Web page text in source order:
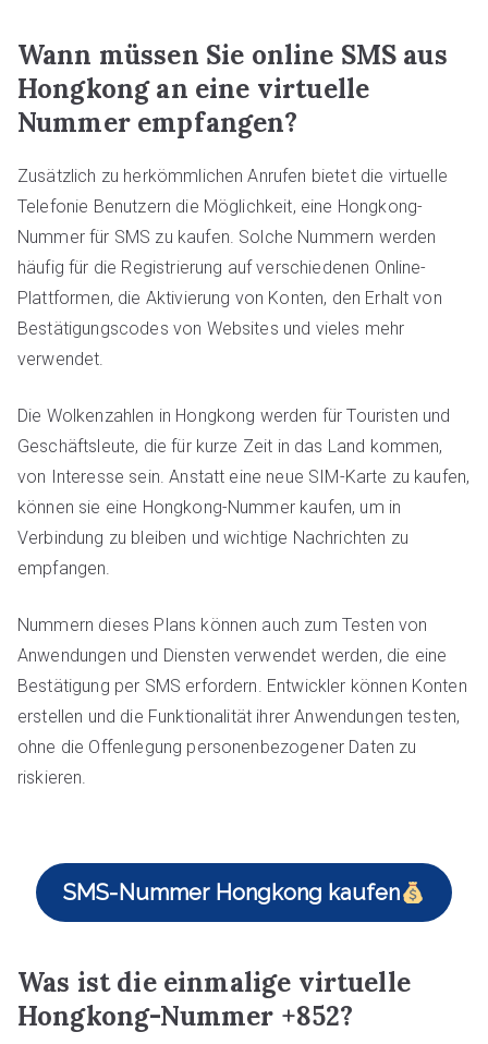
Wann müssen Sie online SMS aus
Hongkong an eine virtuelle
Nummer empfangen?
Zusätzlich zu herkömmlichen Anrufen bietet die virtuelle
Telefonie Benutzern die Möglichkeit, eine Hongkong-
Nummer für SMS zu kaufen. Solche Nummern werden
häufig für die Registrierung auf verschiedenen Online-
Plattformen, die Aktivierung von Konten, den Erhalt von
Bestätigungscodes von Websites und vieles mehr
verwendet.
Die Wolkenzahlen in Hongkong werden für Touristen und
Geschäftsleute, die für kurze Zeit in das Land kommen,
von Interesse sein. Anstatt eine neue SIM-Karte zu kaufen,
können sie eine Hongkong-Nummer kaufen, um in
Verbindung zu bleiben und wichtige Nachrichten zu
empfangen.
Nummern dieses Plans können auch zum Testen von
Anwendungen und Diensten verwendet werden, die eine
Bestätigung per SMS erfordern. Entwickler können Konten
erstellen und die Funktionalität ihrer Anwendungen testen,
ohne die Offenlegung personenbezogener Daten zu
riskieren.
SMS-Nummer Hongkong kaufen
Was ist die einmalige virtuelle
Hongkong-Nummer +852?